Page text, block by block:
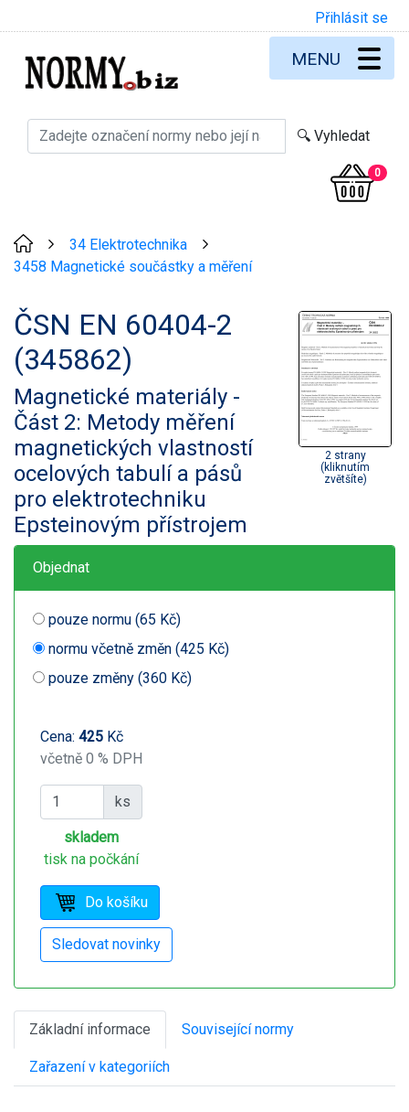
Přihlásit se
0
MENU
34 Elektrotechnika
3458 Magnetické součástky a měření
ČSN EN 60404-2
(345862)
Magnetické materiály -
Část 2: Metody měření
magnetických vlastností
ocelových tabulí a pásů
pro elektrotechniku
Epsteinovým přístrojem
2 strany
(kliknutím
zvětšíte)
Objednat
pouze normu (65 Kč)
normu včetně změn (425 Kč)
pouze změny (360 Kč)
Cena: 425 Kč
včetně 0 % DPH
ks
skladem
tisk na počkání
Základní informace Související normy
Zařazení v kategoriích